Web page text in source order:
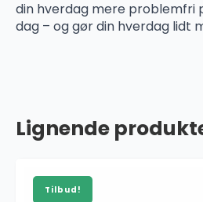
din hverdag mere problemfri
dag – og gør din hverdag lidt
Lignende
Tilbud!